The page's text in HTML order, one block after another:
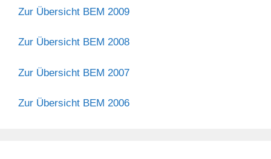
Zur Übersicht BEM 2009
Zur Übersicht BEM 2008
Zur Übersicht BEM 2007
Zur Übersicht BEM 2006